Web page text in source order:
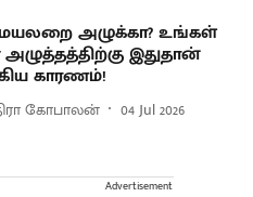
அழுக்கா? உங்கள்
இதுதான்
காரணம்!
கோபாலன் 04 Jul 2026
Advertisement